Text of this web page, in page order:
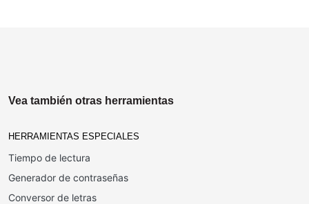
Vea también otras herramientas
HERRAMIENTAS ESPECIALES
Tiempo de lectura
Generador de contraseñas
Conversor de letras